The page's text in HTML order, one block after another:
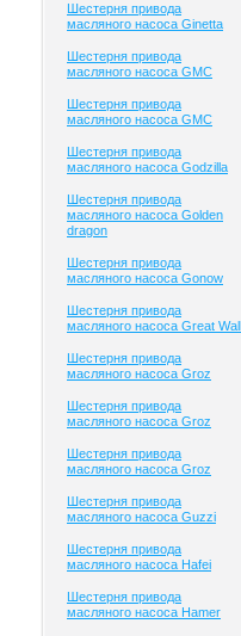
Шестерня привода
масляного насоса Ginetta
Шестерня привода
масляного насоса GMC
Шестерня привода
масляного насоса GMC
Шестерня привода
масляного насоса Godzilla
Шестерня привода
масляного насоса Golden
dragon
Шестерня привода
масляного насоса Gonow
Шестерня привода
масляного насоса Great Wall
Шестерня привода
масляного насоса Groz
Шестерня привода
масляного насоса Groz
Шестерня привода
масляного насоса Groz
Шестерня привода
масляного насоса Guzzi
Шестерня привода
масляного насоса Hafei
Шестерня привода
масляного насоса Hamer